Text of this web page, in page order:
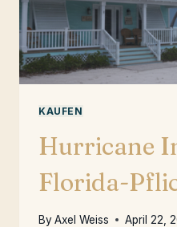
KAUFEN
Hurricane
Florida-
ByAxel Weiss April 22,